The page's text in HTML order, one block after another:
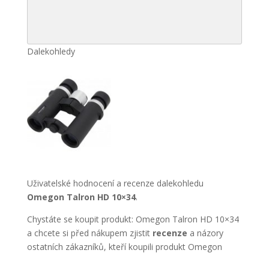
Dalekohledy
Uživatelské hodnocení a recenze dalekohledu
Omegon Talron HD 10×34.
Chystáte se koupit produkt: Omegon Talron HD 10×34
a chcete si před nákupem zjistit recenze a názory
ostatních zákazníků, kteří koupili produkt Omegon